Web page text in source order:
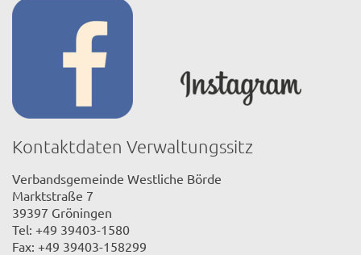
Kontaktdaten Verwaltungssitz
Verbandsgemeinde Westliche Börde
Marktstraße 7
39397 Gröningen
Tel: +49 39403-1580
Fax: +49 39403-158299